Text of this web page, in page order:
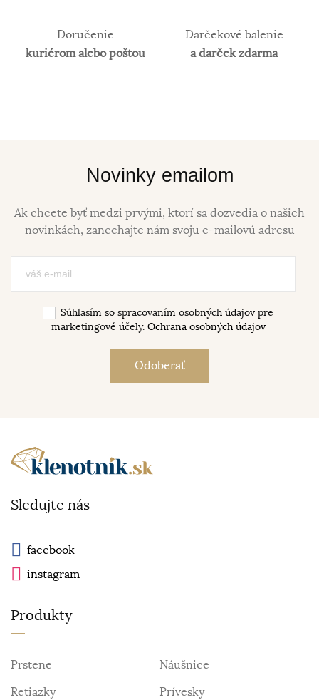
Doručenie
kuriérom alebo poštou
Darčekové balenie
a darček zdarma
Novinky emailom
Ak chcete byť medzi prvými, ktorí sa dozvedia o našich
novinkách, zanechajte nám svoju e-mailovú adresu
Súhlasím so spracovaním osobných údajov pre
marketingové účely. Ochrana osobných údajov
Sledujte nás
facebook
instagram
Produkty
Prstene
Náušnice
Retiazky
Prívesky